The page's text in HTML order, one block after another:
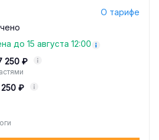
О тарифе
до 15 августа 12:00
250 ₽
250 ₽